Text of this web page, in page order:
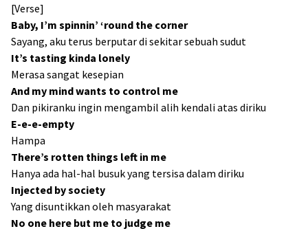
[Verse]
Baby, I’m spinnin’ ‘round the corner
Sayang, aku terus berputar di sekitar sebuah sudut
It’s tasting kinda lonely
Merasa sangat kesepian
And my mind wants to control me
Dan pikiranku ingin mengambil alih kendali atas diriku
E-e-e-empty
Hampa
There’s rotten things left in me
Hanya ada hal-hal busuk yang tersisa dalam diriku
Injected by society
Yang disuntikkan oleh masyarakat
No one here but me to judge me